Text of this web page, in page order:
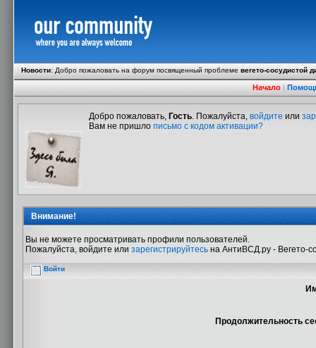
Новости:Добро пожаловать на форум посвященный проблемевегето-сосудистой
Начало|
Добро пожаловать, Гость. Пожалуйста, войдите или
Вам не пришло письмо с кодом активации?
Внимание!
Вы не можете просматривать профили пользователей.
Пожалуйста, войдите или зарегистрируйтесь на АнтиВСД.ру - Вегето-
Войти
Продолжительность